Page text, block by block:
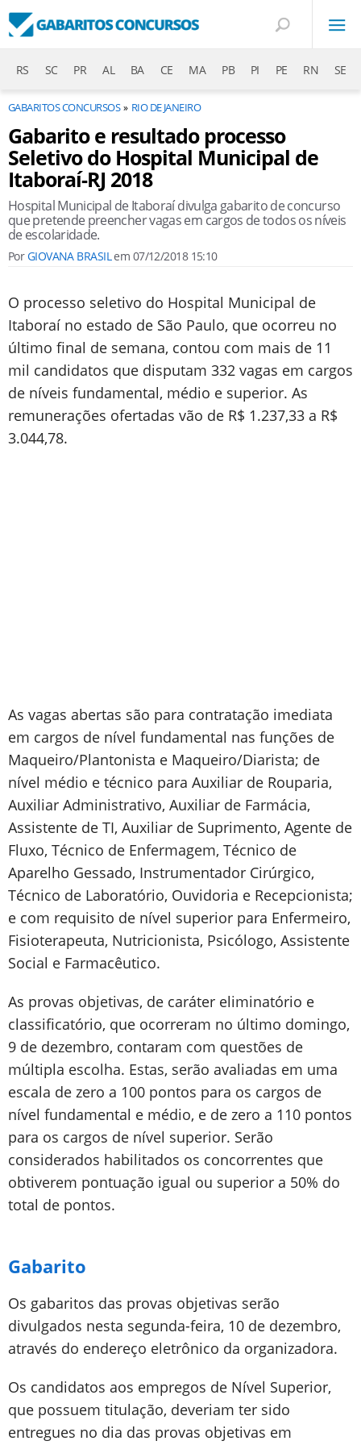
RS SC PR AL BA CE MA PB PI PE RN SE
GABARITOS CONCURSOS RIO DE JANEIRO
Gabarito e resultado processo
Seletivo do Hospital Municipal de
Itaboraí-RJ 2018
Hospital Municipal de Itaboraí divulga gabarito de concurso
que pretende preencher vagas em cargos de todos os níveis
de escolaridade.
PorGIOVANA BRASILem 07/12/2018 15:10
O processo seletivo do Hospital Municipal de
Itaboraí no estado de São Paulo, que ocorreu no
último final de semana, contou com mais de 11
mil candidatos que disputam 332 vagas em cargos
de níveis fundamental, médio e superior. As
remunerações ofertadas vão de R$ 1.237,33 a R$
3.044,78.
As vagas abertas são para contratação imediata
em cargos de nível fundamental nas funções de
Maqueiro/Plantonista e Maqueiro/Diarista; de
nível médio e técnico para Auxiliar de Rouparia,
Auxiliar Administrativo, Auxiliar de Farmácia,
Assistente de TI, Auxiliar de Suprimento, Agente de
Fluxo, Técnico de Enfermagem, Técnico de
Aparelho Gessado, Instrumentador Cirúrgico,
Técnico de Laboratório, Ouvidoria e Recepcionista;
e com requisito de nível superior para Enfermeiro,
Fisioterapeuta, Nutricionista, Psicólogo, Assistente
Social e Farmacêutico.
As provas objetivas, de caráter eliminatório e
classificatório, que ocorreram no último domingo,
9 de dezembro, contaram com questões de
múltipla escolha. Estas, serão avaliadas em uma
escala de zero a 100 pontos para os cargos de
nível fundamental e médio, e de zero a 110 pontos
para os cargos de nível superior. Serão
considerados habilitados os concorrentes que
obtiverem pontuação igual ou superior a 50% do
total de pontos.
Gabarito
Os gabaritos das provas objetivas serão
divulgados nesta segunda-feira, 10 de dezembro,
através do endereço eletrônico da organizadora.
Os candidatos aos empregos de Nível Superior,
que possuem titulação, deveriam ter sido
entregues no dia das provas objetivas em